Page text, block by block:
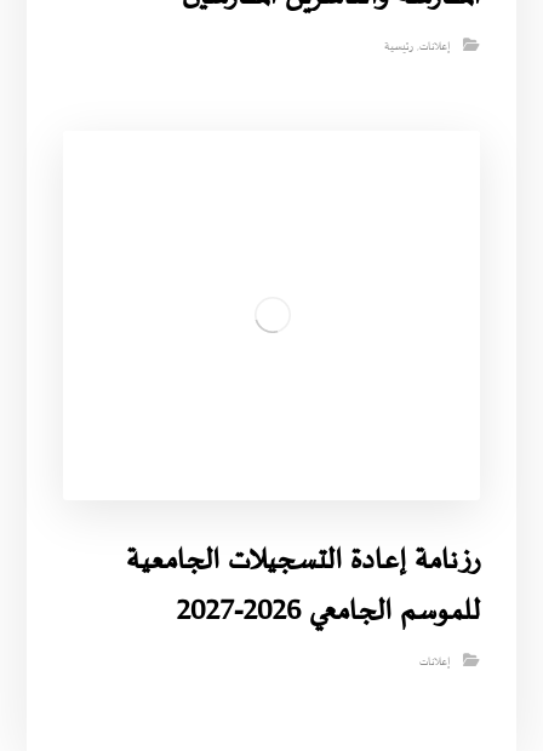
إعلانات,رئيسية
رزنامة إعادة التسجيلات الجامعية
للموسم الجامعي 2026-2027
إعلانات